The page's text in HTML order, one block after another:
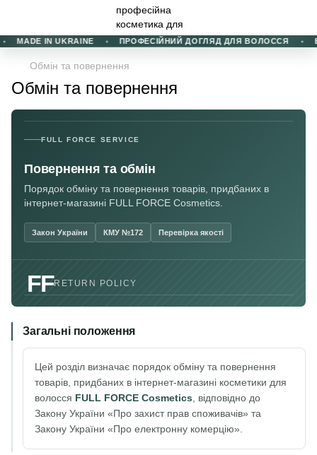
MADE IN UKRAINE ПРОФЕСІЙНИЙ ДОГЛЯД ДЛЯ ВОЛОССЯ
Обмін та повернення
Обмін та повернення
FULL FORCE SERVICE
Повернення та обмін
Порядок обміну та повернення товарів, придбаних в
інтернет-магазині FULL FORCE Cosmetics.
Закон України КМУ №172 Перевірка якості
FFRETURN POLICY
Загальні положення
Цей розділ визначає порядок обміну та повернення
товарів, придбаних в інтернет-магазині косметики для
волосся FULL FORCE Cosmetics, відповідно до
Закону України «Про захист прав споживачів» та
Закону України «Про електронну комерцію».